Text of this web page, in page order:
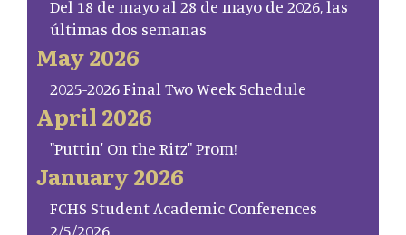
Del 18 de mayo al 28 de mayo de 2026, las
últimas dos semanas
May 2026
2025-2026 Final Two Week Schedule
April 2026
"Puttin' On the Ritz" Prom!
January 2026
FCHS Student Academic Conferences
2/5/2026